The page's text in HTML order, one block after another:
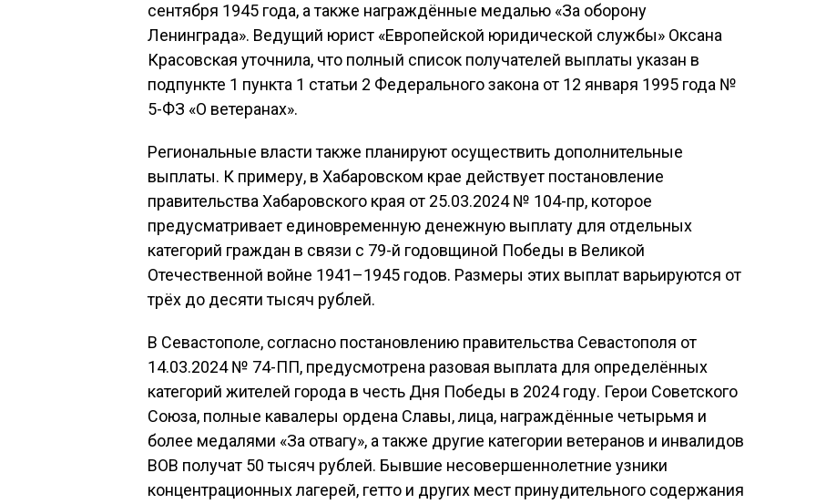
сентября 1945 года, а также награждённые медалью «За оборону
Ленинграда». Ведущий юрист «Европейской юридической службы» Оксана
Красовская уточнила, что полный список получателей выплаты указан в
подпункте 1 пункта 1 статьи 2 Федерального закона от 12 января 1995 года №
5-ФЗ «О ветеранах».
Региональные власти также планируют осуществить дополнительные
выплаты. К примеру, в Хабаровском крае действует постановление
правительства Хабаровского края от 25.03.2024 № 104-пр, которое
предусматривает единовременную денежную выплату для отдельных
категорий граждан в связи с 79-й годовщиной Победы в Великой
Отечественной войне 1941–1945 годов. Размеры этих выплат варьируются от
трёх до десяти тысяч рублей.
В Севастополе, согласно постановлению правительства Севастополя от
14.03.2024 № 74-ПП, предусмотрена разовая выплата для определённых
категорий жителей города в честь Дня Победы в 2024 году. Герои Советского
Союза, полные кавалеры ордена Славы, лица, награждённые четырьмя и
более медалями «За отвагу», а также другие категории ветеранов и инвалидов
ВОВ получат 50 тысяч рублей. Бывшие несовершеннолетние узники
концентрационных лагерей, гетто и других мест принудительного содержания